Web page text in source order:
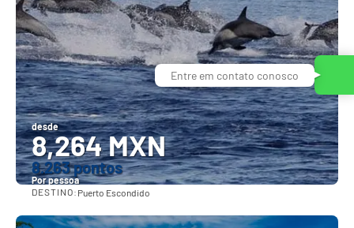
desde
8,264 MXN
8.263 pontos
Por pessoa
DESTINO: Puerto Escondido
Entre em contato conosco